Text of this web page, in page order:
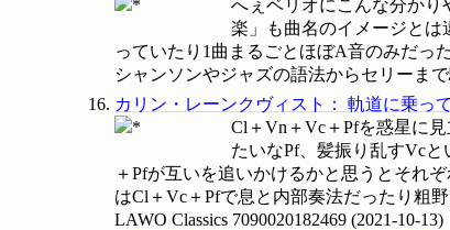
へぇベリオにこんな分か
楽」も曲名のイメージとは
っていたり1曲まるごとほぼA音のみだっ
シャンソンやジャズの語法からセリーま
カリン・レーンクヴィスト
： 軌道に乗って
Cl＋Vn＋Vc＋Pfを惑星に
たいなPf、髪振り乱すVc
＋Pfが互いを追いかけるかと思うとそれ
はCl＋Vc＋Pfで息と内部奏法だったり粗
LAWO Classics 7090020182469 (2021-10-13)